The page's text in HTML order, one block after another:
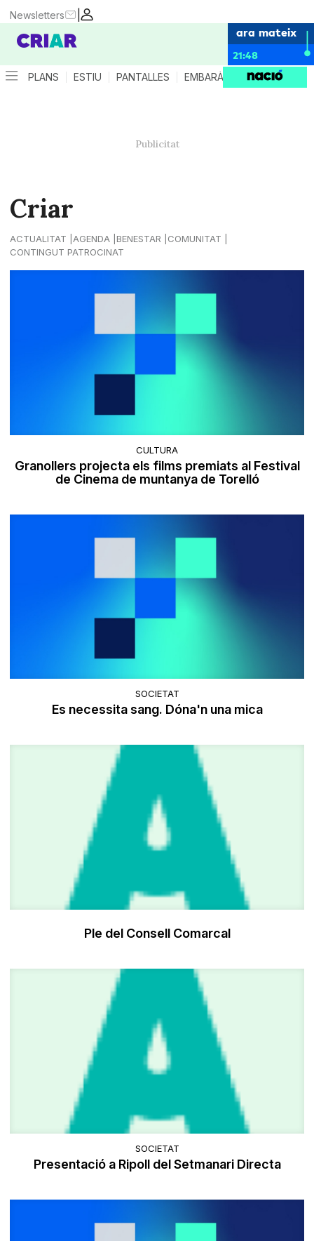
|
Newsletters
ara mateix
21:48
PLANS ESTIU PANTALLES EMBARÀS CRIANÇA
Criar
ACTUALITAT AGENDA BENESTAR
COMUNITAT
CONTINGUT PATROCINAT
CULTURA
Granollers projecta els films premiats al Festival
de Cinema de muntanya de Torelló
SOCIETAT
Es necessita sang. Dóna'n una mica
Ple del Consell Comarcal
SOCIETAT
Presentació a Ripoll del Setmanari Directa